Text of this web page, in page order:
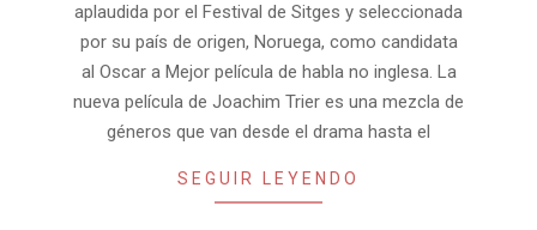
aplaudida por el Festival de Sitges y seleccionada
por su país de origen, Noruega, como candidata
al Oscar a Mejor película de habla no inglesa. La
nueva película de Joachim Trier es una mezcla de
géneros que van desde el drama hasta el
SEGUIR LEYENDO